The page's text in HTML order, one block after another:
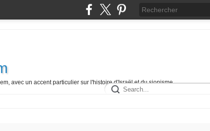
avec un accent particulier sur l'histoire d'Israël et du sionisme.